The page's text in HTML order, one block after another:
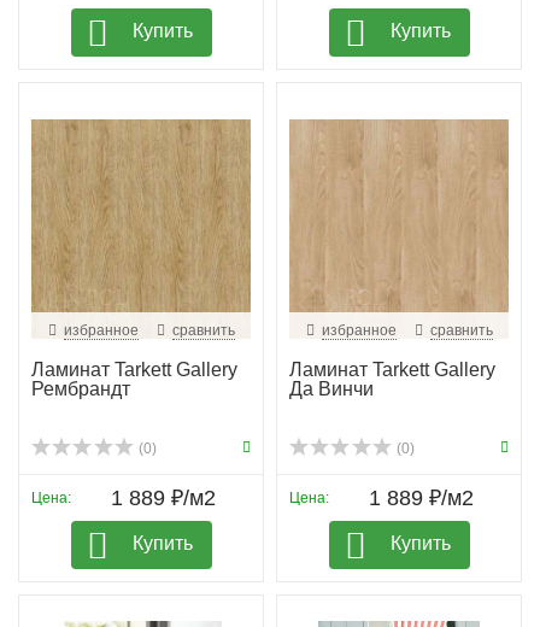
Купить Купить
избранное сравнить
Ламинат Tarkett Gallery
Рембрандт
(0)
Цена: 1 889 ₽/м2
Купить
избранное сравнить
Ламинат Tarkett Gallery
Да Винчи
(0)
Цена: 1 889 ₽/м2
Купить